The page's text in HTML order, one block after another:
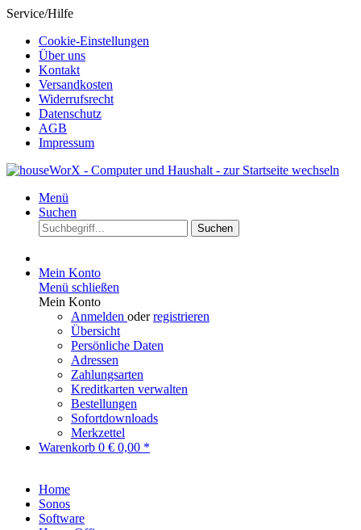
Service/Hilfe
Cookie-Einstellungen
Über uns
Kontakt
Versandkosten
Widerrufsrecht
Datenschutz
AGB
Impressum
Menü
Suchen
Suchen
Mein Konto
Menü schließen
Mein Konto
Anmelden oderregistrieren
Übersicht
Persönliche Daten
Adressen
Zahlungsarten
Kreditkarten verwalten
Bestellungen
Sofortdownloads
Merkzettel
Warenkorb 0 € 0,00 *
Home
Sonos
Software